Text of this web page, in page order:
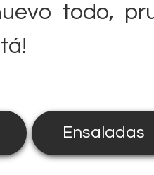
todo,
Ensaladas